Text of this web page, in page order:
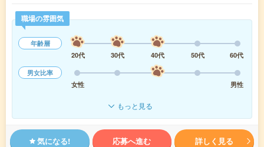
職場の雰囲気
年齢層
20代
30代 40代 50代
60代
男女比率
女性
男性
もっと見る
気になる! 応募へ進む 詳しく見る